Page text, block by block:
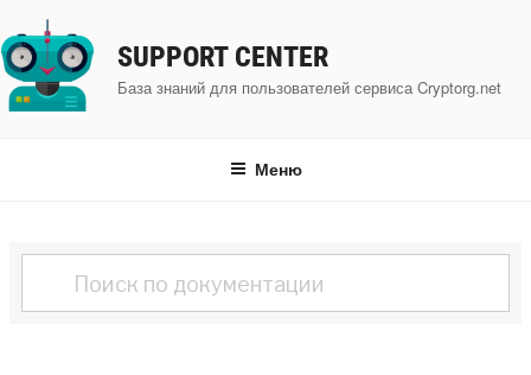
к
содержимому
SUPPORT CENTER
База знаний для пользователей сервиса Cryptorg.net
Меню